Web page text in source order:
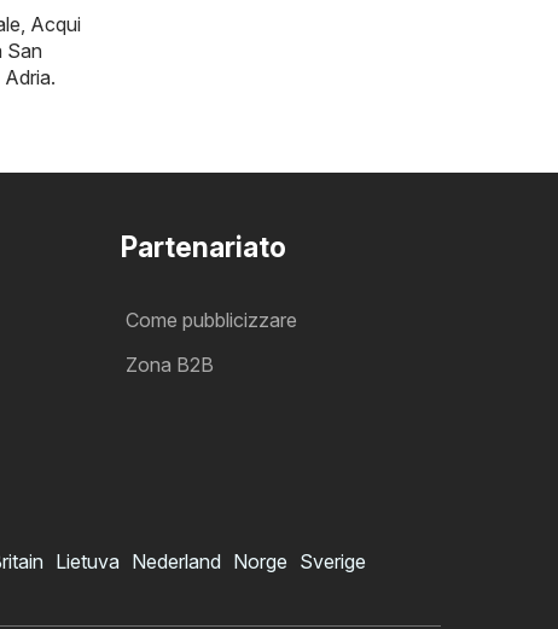
, Acqui
San
Adria.
Partenariato
Come pubblicizzare
Zona B2B
Lietuva Nederland Norge Sverige